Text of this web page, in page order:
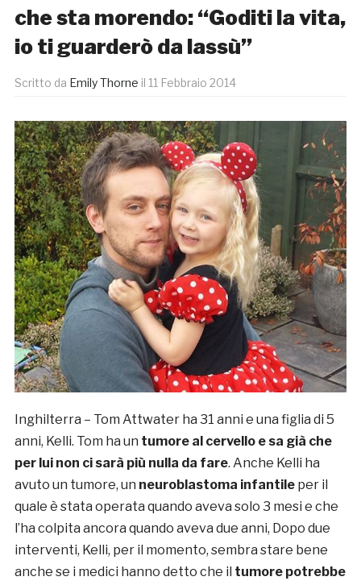
che sta morendo: “Goditi la vita,
io ti guarderò da lassù”
Scritto da Emily Thorne il 11 Febbraio 2014
Inghilterra – Tom Attwater ha 31 anni e una figlia di 5
anni, Kelli. Tom ha un tumore al cervello e sa già che
per lui non ci sarà più nulla da fare. Anche Kelli ha
avuto un tumore, un neuroblastoma infantile per il
quale è stata operata quando aveva solo 3 mesi e che
l’ha colpita ancora quando aveva due anni, Dopo due
interventi, Kelli, per il momento, sembra stare bene
anche se i medici hanno detto che il tumore potrebbe